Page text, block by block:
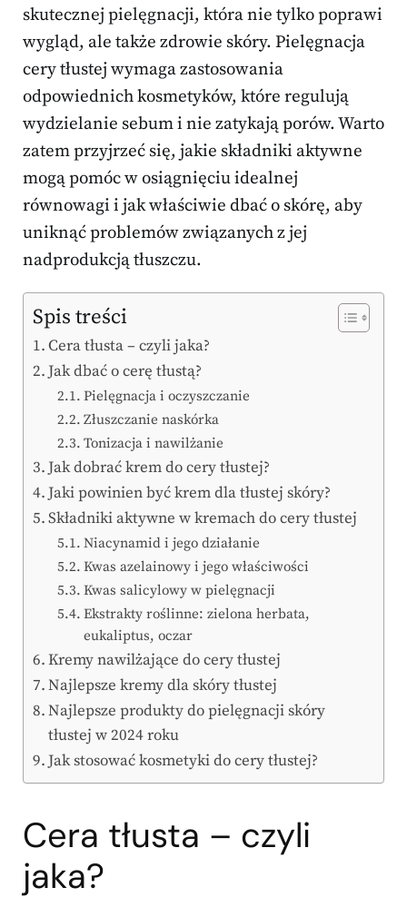
skutecznej pielęgnacji, która nie tylko poprawi
wygląd, ale także zdrowie skóry. Pielęgnacja
cery tłustej wymaga zastosowania
odpowiednich kosmetyków, które regulują
wydzielanie sebum i nie zatykają porów. Warto
zatem przyjrzeć się, jakie składniki aktywne
mogą pomóc w osiągnięciu idealnej
równowagi i jak właściwie dbać o skórę, aby
uniknąć problemów związanych z jej
nadprodukcją tłuszczu.
Spis treści
Cera tłusta – czyli jaka?
Jak dbać o cerę tłustą?
Pielęgnacja i oczyszczanie
Złuszczanie naskórka
Tonizacja i nawilżanie
Jak dobrać krem do cery tłustej?
Jaki powinien być krem dla tłustej skóry?
Składniki aktywne w kremach do cery tłustej
Niacynamid i jego działanie
Kwas azelainowy i jego właściwości
Kwas salicylowy w pielęgnacji
Ekstrakty roślinne: zielona herbata,
eukaliptus, oczar
Kremy nawilżające do cery tłustej
Najlepsze kremy dla skóry tłustej
Najlepsze produkty do pielęgnacji skóry
tłustej w 2024 roku
Jak stosować kosmetyki do cery tłustej?
Cera tłusta – czyli
jaka?